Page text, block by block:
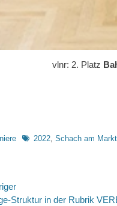
vlnr: 2. Platz
Schlagworte
2022, Schach am Markt
Struktur in der Rubrik